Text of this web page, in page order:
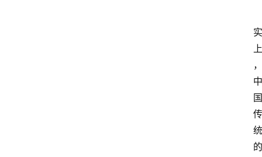
实
上
，
中
国
传
统
的